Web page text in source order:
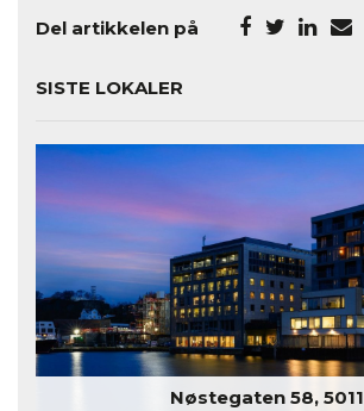
Del artikkelen på
SISTE LOKALER
Nøstegaten 58, 5011